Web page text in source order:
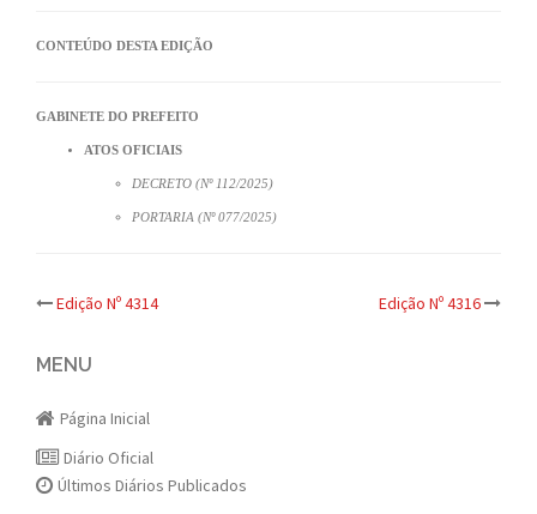
CONTEÚDO DESTA EDIÇÃO
GABINETE DO PREFEITO
ATOS OFICIAIS
DECRETO (Nº 112/2025)
PORTARIA (Nº 077/2025)
Post
navigation
Edição Nº 4314 Edição Nº 4316
MENU
Página Inicial
Diário Oficial
Últimos Diários Publicados